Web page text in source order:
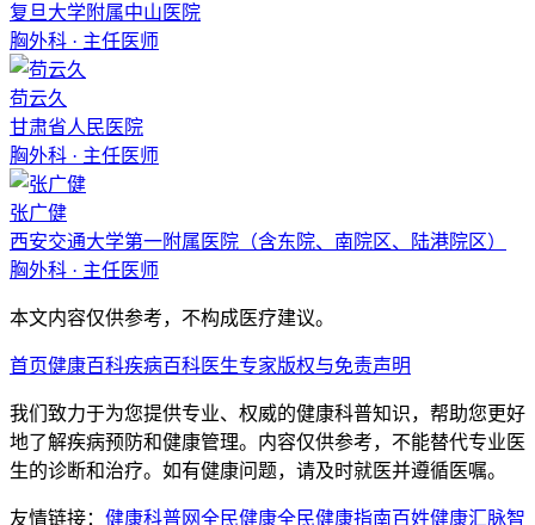
复旦大学附属中山医院
胸外科 · 主任医师
苟云久
甘肃省人民医院
胸外科 · 主任医师
张广健
西安交通大学第一附属医院（含东院、南院区、陆港院区）
胸外科 · 主任医师
本文内容仅供参考，不构成医疗建议。
首页健康百科疾病百科医生专家版权与免责声明
我们致力于为您提供专业、权威的健康科普知识，帮助您更好
地了解疾病预防和健康管理。内容仅供参考，不能替代专业医
生的诊断和治疗。如有健康问题，请及时就医并遵循医嘱。
友情链接： 健康科普网全民健康全民健康指南百姓健康汇脉智